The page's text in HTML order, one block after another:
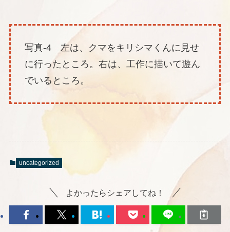
写真-4 左は、クマをキリシマくんに見せ
に行ったところ。右は、工作に描いて遊ん
でいるところ。
uncategorized
よかったらシェアしてね！